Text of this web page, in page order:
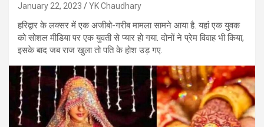
January 22, 2023 YK Chaudhary
हरिद्वार के लक्‍सर में एक अजीबो-गरीब मामला सामने आया है. यहां एक युवक
को सोशल मीडिया पर एक युवती से प्‍यार हो गया. दोनों ने प्रेम विवाह भी किया,
इसके बाद जब राज खुला तो पति के होश उड़ गए.